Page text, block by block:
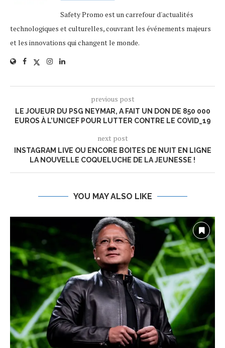
Safety Promo est un carrefour d'actualités
technologiques et culturelles, couvrant les événements majeurs
et les innovations qui changent le monde.
previous post
LE JOUEUR DU PSG NEYMAR, A FAIT UN DON DE 850 000
EUROS À L’UNICEF POUR LUTTER CONTRE LE COVID_19
next post
INSTAGRAM LIVE OU ENCORE BOITES DE NUIT EN LIGNE
LA NOUVELLE COQUELUCHE DE LA JEUNESSE !
YOU MAY ALSO LIKE